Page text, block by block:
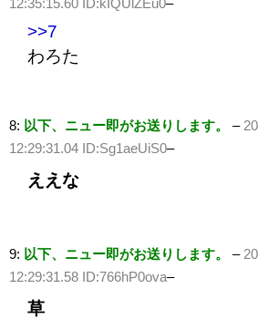
>>7
わろた
8: 以下、ニュー即がお送りします。 –
12:29:31.04 ID:Sg1aeUiS0–
ええな
9: 以下、ニュー即がお送りします。 –
12:29:31.58 ID:766hP0ova–
草